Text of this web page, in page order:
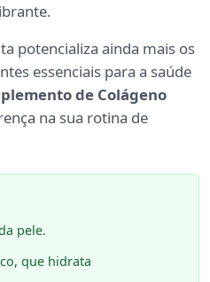
potencializa ainda mais os
essenciais para a saúde
de Colágeno
na sua rotina de
pele.
que hidrata